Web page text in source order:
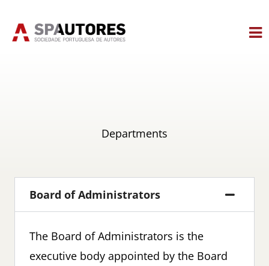
Departments
Board of Administrators
The Board of Administrators is the
executive body appointed by the Board